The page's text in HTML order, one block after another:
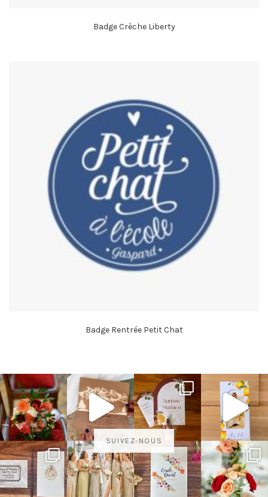
Badge Crèche Liberty
Badge Rentrée Petit Chat
SUIVEZ-NOUS